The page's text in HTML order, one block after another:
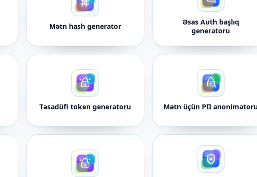
Mətn hash generator
Əsas Auth başlıq
generatoru
Təsadüfi token generatoru Mətn üçün PII